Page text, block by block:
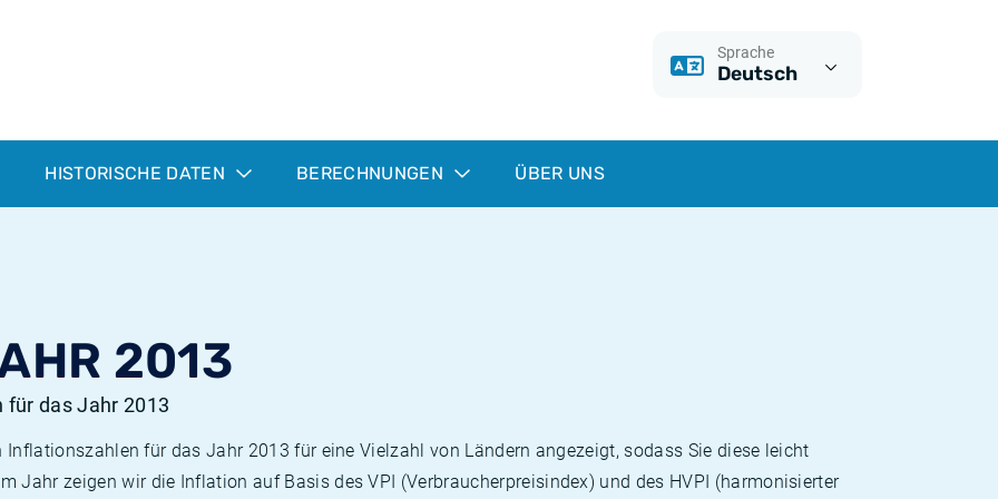
Sprache
Deutsch
HISTORISCHE DATEN BERECHNUNGEN ÜBER UNS
2013
das Jahr 2013
für das Jahr 2013 für eine Vielzahl von Ländern angezeigt, sodass Sie diese leicht
Jahr zeigen wir die Inflation auf Basis des VPI (Verbraucherpreisindex) und des HVPI (harmonisierter